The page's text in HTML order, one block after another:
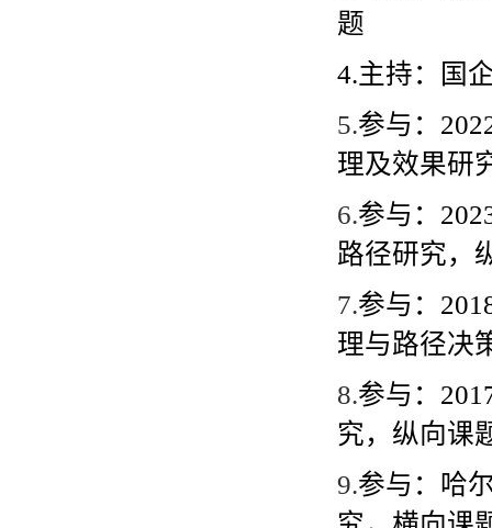
题
4.主持：国
5.参与：
理及效果研
6.参与：
路径研究，
7.参与：
理与路径决
8.参与：
究，纵向课
9.参与：哈